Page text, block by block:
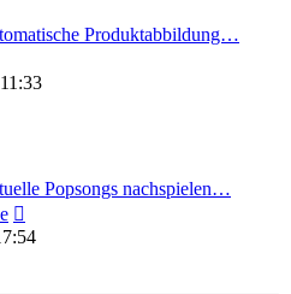
Produktabbildung…
Popsongs nachspielen…
Beitrag